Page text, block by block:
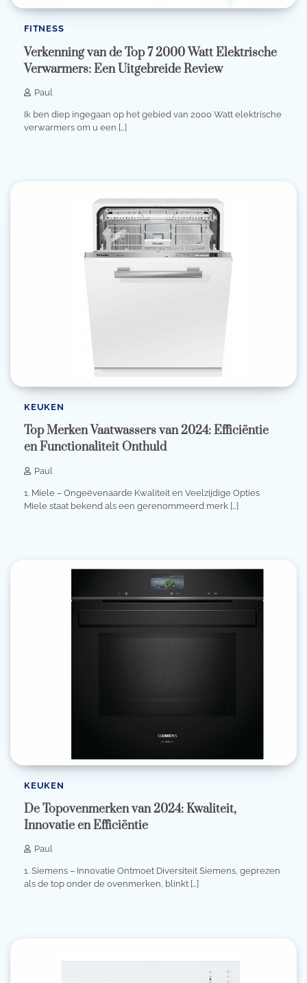
FITNESS
Verkenning van de Top 7 2000 Watt Elektrische
Verwarmers: Een Uitgebreide Review
Paul
Ik ben diep ingegaan op het gebied van 2000 Watt elektrische
verwarmers om u een […]
KEUKEN
Top Merken Vaatwassers van 2024: Efficiëntie
en Functionaliteit Onthuld
Paul
1. Miele – Ongeëvenaarde Kwaliteit en Veelzijdige Opties
Miele staat bekend als een gerenommeerd merk […]
KEUKEN
De Topovenmerken van 2024: Kwaliteit,
Innovatie en Efficiëntie
Paul
1. Siemens – Innovatie Ontmoet Diversiteit Siemens, geprezen
als de top onder de ovenmerken, blinkt […]